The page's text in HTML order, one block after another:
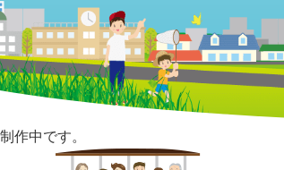
制作中です。